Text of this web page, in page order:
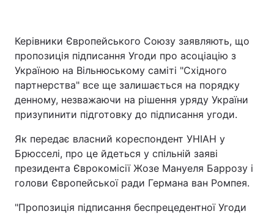
Керівники Європейського Союзу заявляють, що
пропозиція підписання Угоди про асоціацію з
Україною на Вільнюському саміті "Східного
партнерства" все ще залишається на порядку
денному, незважаючи на рішення уряду України
призупинити підготовку до підписання угоди.
Як передає власний кореспондент УНІАН у
Брюсселі, про це йдеться у спільній заяві
президента Єврокомісії Жозе Мануеля Баррозу і
голови Європейської ради Германа ван Ромпея.
"Пропозиція підписання беспрецедентної Угоди